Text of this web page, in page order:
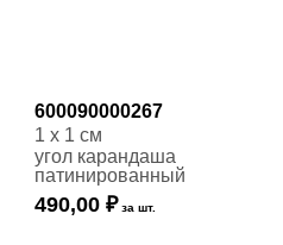
600090000267
1 x 1 см
угол карандаша
патинированный
490,00 ₽ за шт.